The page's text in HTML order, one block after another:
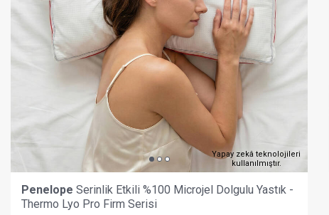
Yapay zekâ teknolojileri
kullanılmıştır.
Penelope Serinlik Etkili %100 Microjel Dolgulu Yastık -
Thermo Lyo Pro Firm Serisi